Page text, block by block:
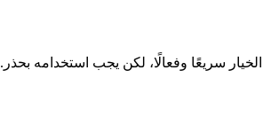
سريعًا وفعالًا، لكن يجب استخدامه بحذر.